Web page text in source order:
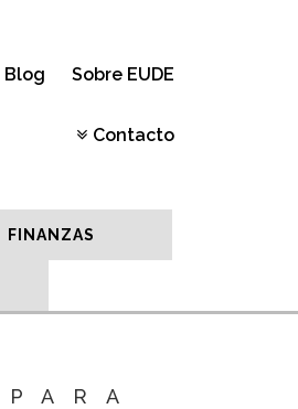
Blog Sobre EUDE
Contacto
FINANZAS